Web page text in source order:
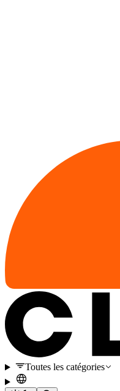
Toutes les catégories